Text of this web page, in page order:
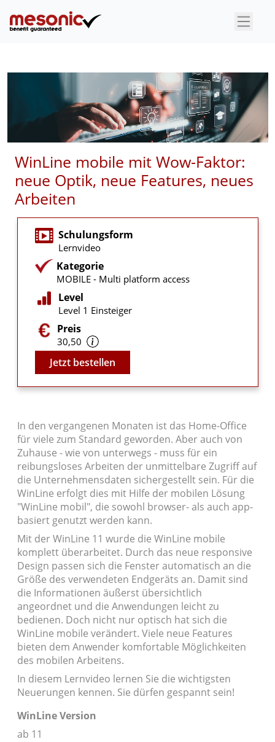
×
WinLine mobile mit Wow-Faktor:
neue Optik, neue Features, neues
Arbeiten
Schulungsform
Lernvideo
Kategorie
MOBILE - Multi platform access
Level
Level 1 Einsteiger
Preis
30,50
Video
Jetzt bestellen
In den vergangenen Monaten ist das Home-Office
für viele zum Standard geworden. Aber auch von
Zuhause - wie von unterwegs - muss für ein
reibungsloses Arbeiten der unmittelbare Zugriff auf
die Unternehmensdaten sichergestellt sein. Für die
WinLine erfolgt dies mit Hilfe der mobilen Lösung
"WinLine mobil", die sowohl browser- als auch app-
basiert genutzt werden kann.
Mit der WinLine 11 wurde die WinLine mobile
komplett überarbeitet. Durch das neue responsive
Design passen sich die Fenster automatisch an die
Größe des verwendeten Endgeräts an. Damit sind
die Informationen äußerst übersichtlich
angeordnet und die Anwendungen leicht zu
bedienen. Doch nicht nur optisch hat sich die
WinLine mobile verändert. Viele neue Features
bieten dem Anwender komfortable Möglichkeiten
des mobilen Arbeitens.
In diesem Lernvideo lernen Sie die wichtigsten
Neuerungen kennen. Sie dürfen gespannt sein!
WinLine Version
ab 11